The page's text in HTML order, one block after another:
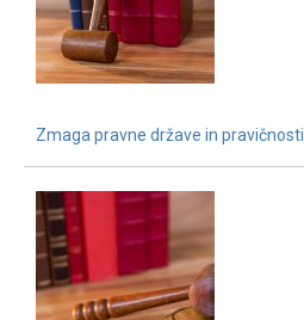
Zmaga pravne države in pravičnosti